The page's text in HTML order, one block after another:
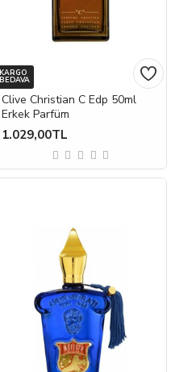
KARGO
BEDAVA
Clive Christian C Edp 50ml
Erkek Parfüm
1.029,00TL